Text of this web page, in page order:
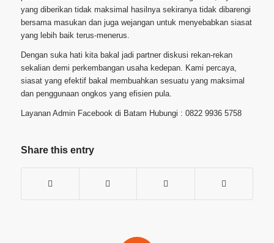
yang diberikan tidak maksimal hasilnya sekiranya tidak dibarengi
bersama masukan dan juga wejangan untuk menyebabkan siasat
yang lebih baik terus-menerus.
Dengan suka hati kita bakal jadi partner diskusi rekan-rekan
sekalian demi perkembangan usaha kedepan. Kami percaya,
siasat yang efektif bakal membuahkan sesuatu yang maksimal
dan penggunaan ongkos yang efisien pula.
Layanan Admin Facebook di Batam Hubungi : 0822 9936 5758
Share this entry